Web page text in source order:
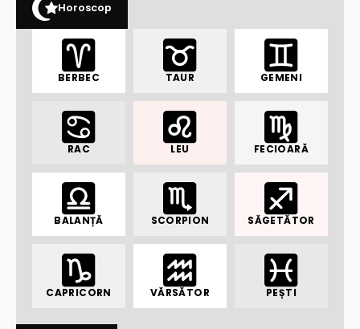
Horoscop
BERBEC TAUR GEMENI
RAC LEU FECIOARĂ
BALANȚĂ SCORPION SĂGETĂTOR
CAPRICORN VĂRSĂTOR PEȘTI